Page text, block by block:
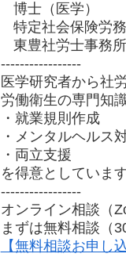
博士（医学）
特定社会保険労
東豊社労士事務
-----------------
医学研究者から社
労働衛生の専門知
・就業規則作成
・メンタルヘルス
・両立支援
を得意としていま
-----------------
オンライン相談（
まずは無料相談（
【無料相談お申し